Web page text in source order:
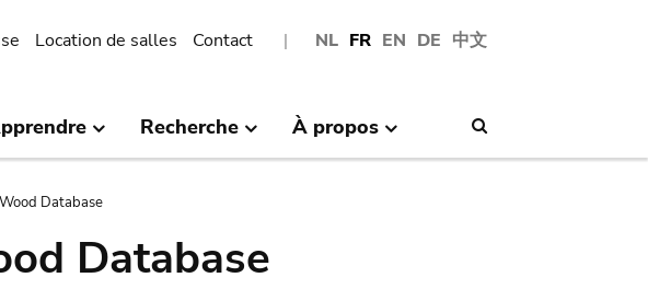
NL FR EN DE 中文
Location de salles Contact
Recherche À propos
Database
Database